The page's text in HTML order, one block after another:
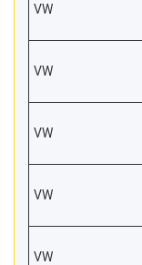
VW
VW
VW
VW
VW